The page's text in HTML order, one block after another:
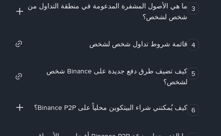
3 ما هي الأصول المشفرة المدعومة في منطقة التداول من
شخص لشخص؟
4 قائمة شروط تداول شخص لشخص
5
كيف تضيف طرق دفع جديدة على Binance شخص
لشخص؟
6 كيف يُمكنني شراء البيتكوين محلياً على Binance P2P؟